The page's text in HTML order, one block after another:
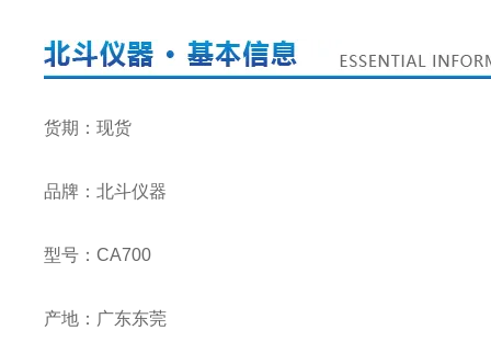
货期：现货
品牌：北斗仪器
型号：CA700
产地：广东东莞